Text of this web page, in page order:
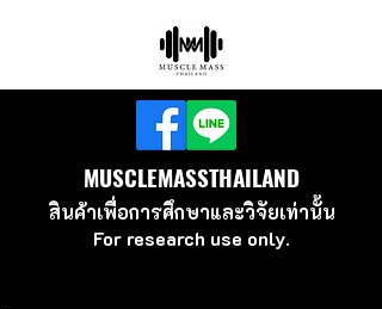
MUSCLEMASSTHAILAND
สินค้าเพื่อการศึกษาและวิจัยเท่านั้น
For research use only.